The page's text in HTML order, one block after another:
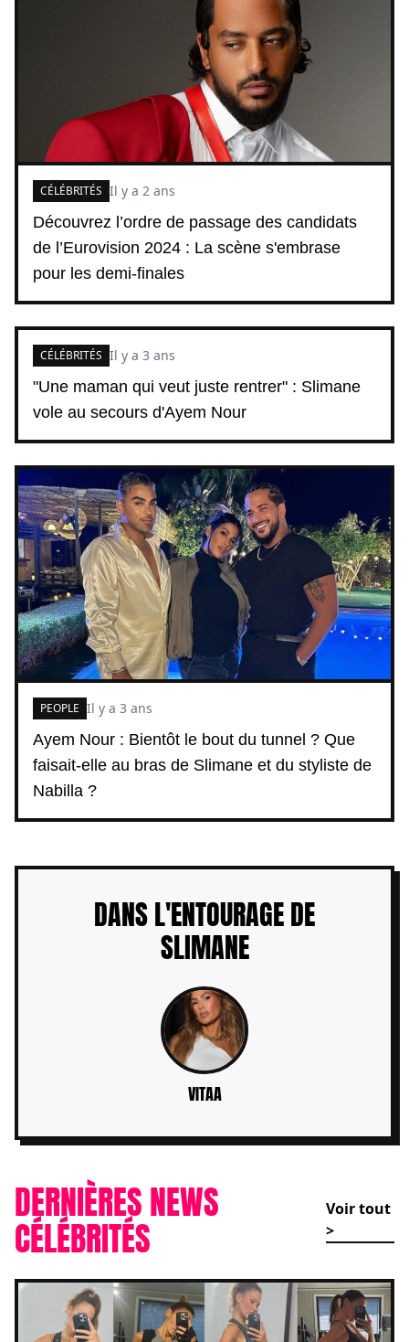
Découvrez l’ordre de passage des candidats
de l’Eurovision 2024 : La scène s'embrase
pour les demi-finales
CÉLÉBRITÉS Il y a 2 ans
"Une maman qui veut juste rentrer" : Slimane
vole au secours d'Ayem Nour
CÉLÉBRITÉS Il y a 3 ans
Ayem Nour : Bientôt le bout du tunnel ? Que
faisait-elle au bras de Slimane et du styliste de
Nabilla ?
PEOPLE Il y a 3 ans
DANS L'ENTOURAGE DE
SLIMANE
VITAA
DERNIÈRES NEWS
CÉLÉBRITÉS
Voir tout
>